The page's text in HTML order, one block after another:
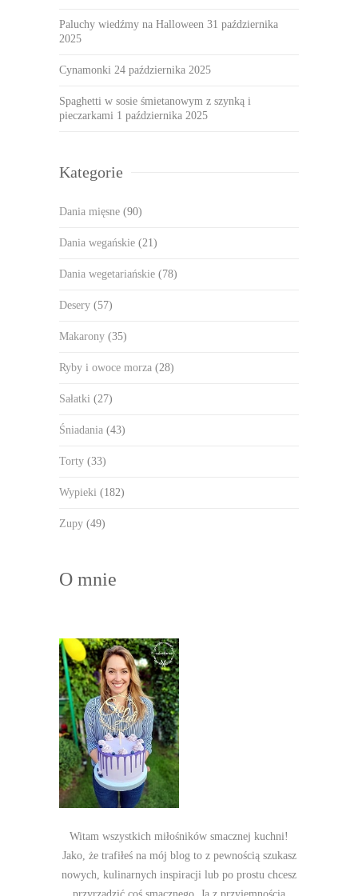
Paluchy wiedźmy na Halloween 31 października
2025
Cynamonki 24 października 2025
Spaghetti w sosie śmietanowym z szynką i
pieczarkami 1 października 2025
Kategorie
Dania mięsne (90)
Dania wegańskie (21)
Dania wegetariańskie (78)
Desery (57)
Makarony (35)
Ryby i owoce morza (28)
Sałatki (27)
Śniadania (43)
Torty (33)
Wypieki (182)
Zupy (49)
O mnie
Witam wszystkich miłośników smacznej kuchni!
Jako, że trafiłeś na mój blog to z pewnością szukasz
nowych, kulinarnych inspiracji lub po prostu chcesz